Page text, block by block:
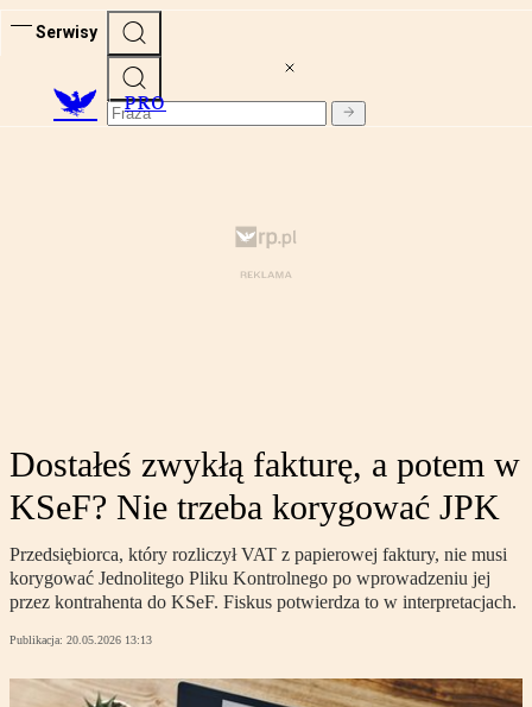
Serwisy
PRO
Dostałeś zwykłą fakturę, a potem w
KSeF? Nie trzeba korygować JPK
Przedsiębiorca, który rozliczył VAT z papierowej faktury, nie musi
korygować Jednolitego Pliku Kontrolnego po wprowadzeniu jej
przez kontrahenta do KSeF. Fiskus potwierdza to w interpretacjach.
Publikacja: 20.05.2026 13:13